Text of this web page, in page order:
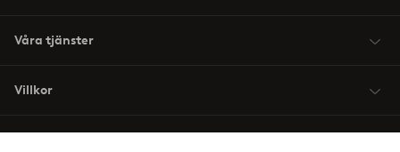
Våra tjänster
Villkor